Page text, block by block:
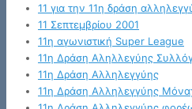
11 για την 11η δράση
11 Σεπτεμβρίου 2001
11η αγωνιστική Super League
11η Δράση Αληλλεγύης
11η Δράση Αλληλεγγύης
11η Δράση Αλληλεγγύης